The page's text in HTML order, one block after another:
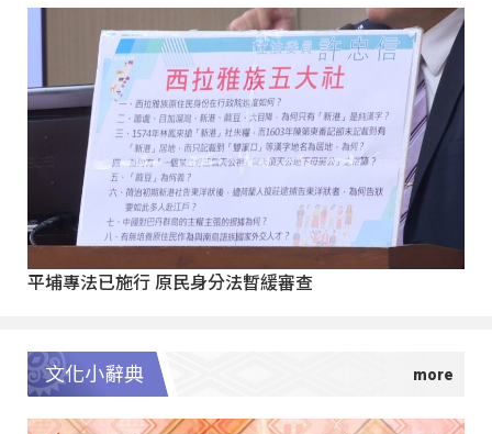
平埔專法已施行 原民身分法暫緩審查
文化小辭典